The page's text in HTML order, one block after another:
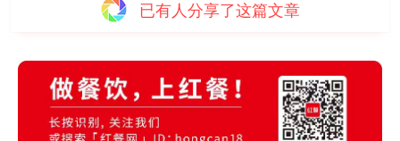
已有 人分享了这篇文章